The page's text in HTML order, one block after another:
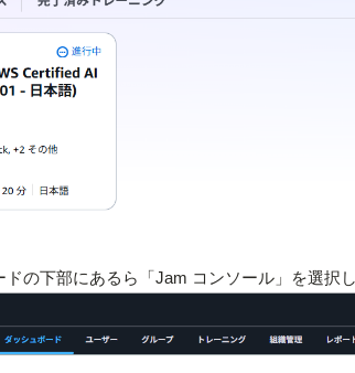
の下部にあるら「Jam コンソール」を選択し